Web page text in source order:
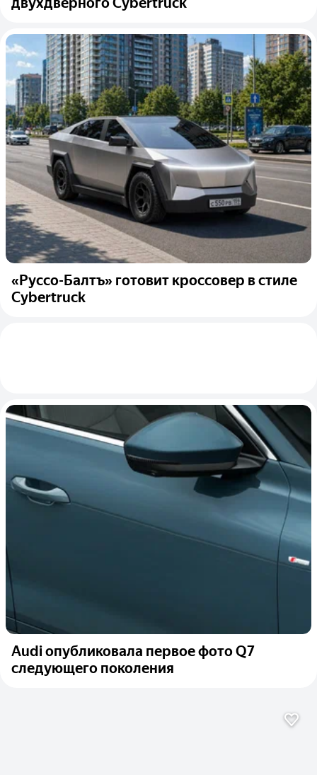
«Руссо-Балтъ» готовит кроссовер в стиле
Cybertruck
Audi опубликовала первое фото Q7
следующего поколения